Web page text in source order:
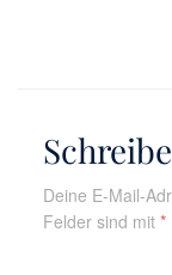
Deine E-Mail-
Felder sind mit *